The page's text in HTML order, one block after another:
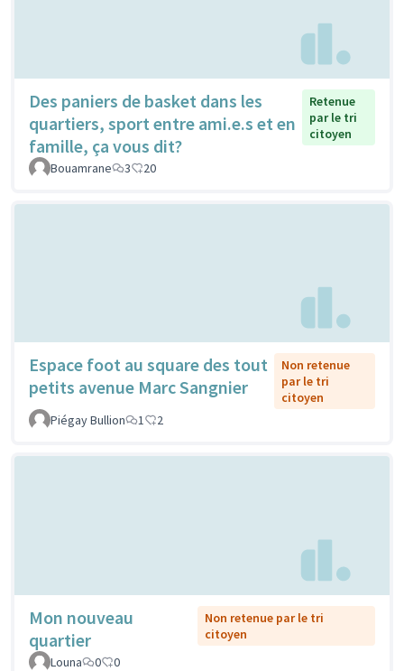
Des paniers de basket dans les
quartiers, sport entre ami.e.s et en
famille, ça vous dit?
Retenue
par le tri
citoyen
Bouamrane 3 20
Espace foot au square des tout
petits avenue Marc Sangnier
Non retenue
par le tri
citoyen
Piégay Bullion
1 2
Mon nouveau
quartier
Non retenue par le tri
citoyen
Louna
0 0